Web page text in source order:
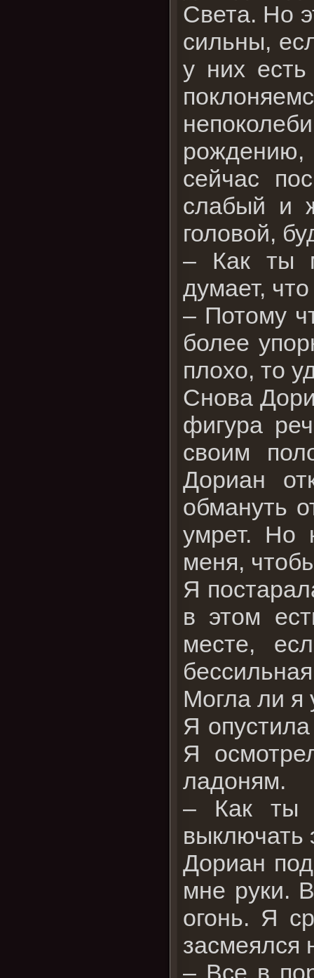
Света. Но
сильны,
у них
сейчас
слабый и
головой,
– Как ты
думает,
– Потому
более
плохо, то
Снова
фигура
своим
Дориан
обмануть
умрет. Но
меня,
Я
в этом
месте,
Могла ли я
Я
Я
ладоням.
– Как ты
выключать
Дориан
мне руки.
огонь. Я
засмеялся
– Все в